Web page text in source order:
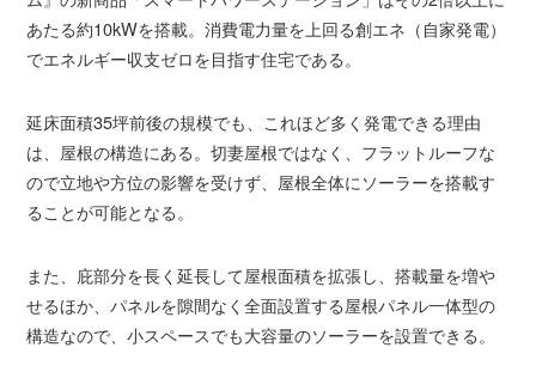
あたる約10kWを搭載。消費電力量を上回る創エネ（自家発電）
でエネルギー収支ゼロを目指す住宅である。
延床面積35坪前後の規模でも、これほど多く発電できる理由
は、屋根の構造にある。切妻屋根ではなく、フラットルーフな
ので立地や方位の影響を受けず、屋根全体にソーラーを搭載す
ることが可能となる。
また、庇部分を長く延長して屋根面積を拡張し、搭載量を増や
せるほか、パネルを隙間なく全面設置する屋根パネル一体型の
構造なので、小スペースでも大容量のソーラーを設置できる。